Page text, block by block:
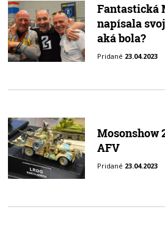
Fantastická
napísala
aká bola?
Pridané 23.04.2023
Mosonshow
AFV
Pridané 23.04.2023